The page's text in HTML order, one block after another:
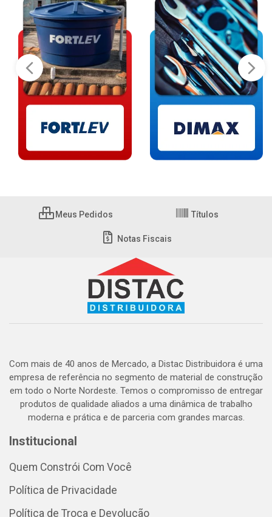
Meus Pedidos Títulos
Notas Fiscais
Com mais de 40 anos de Mercado, a Distac Distribuidora é uma
empresa de referência no segmento de material de construção
em todo o Norte Nordeste. Temos o compromisso de entregar
produtos de qualidade aliados a uma dinâmica de trabalho
moderna e prática e de parceria com grandes marcas.
Institucional
Quem Constrói Com Você
Política de Privacidade
Política de Troca e Devolução